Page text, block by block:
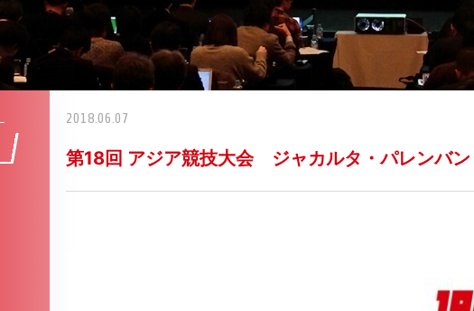
2018.06.07
第18回 アジア競技大会 ジャカルタ・パレンバ